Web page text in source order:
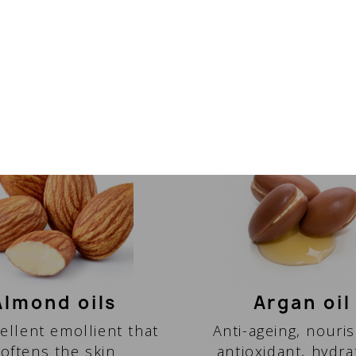
oils
emollient that
the skin
Argan oil
Anti-ageing,
antioxidant,